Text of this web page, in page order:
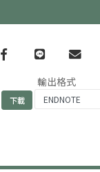
Facebook
line email
輸出格式